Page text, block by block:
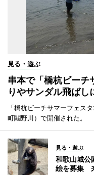
見る・遊ぶ
串本で「橋杭ビー
りやサンダル飛ばし
「橋杭ビーチサマーフェス
町鬮野川）で開催された。
見る・遊ぶ
和歌山城公
絵を募集